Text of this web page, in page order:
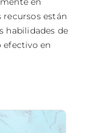
recursos están
habilidades de
efectivo en